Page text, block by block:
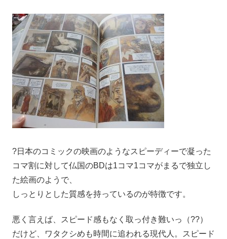
?日本のコミックの映画のようなスピーディーで凝った
コマ割に対して仏国のBDは1コマ1コマがまるで独立し
た絵画のようで、
しっとりとした質感を持っているのが特徴です。
悪く言えば、スピード感もなく取っ付き難いっ（??）
だけど、ワタクシめも時間に追われる現代人。スピード